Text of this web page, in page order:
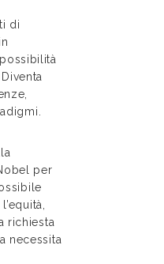
di
per
richiesta
necessita